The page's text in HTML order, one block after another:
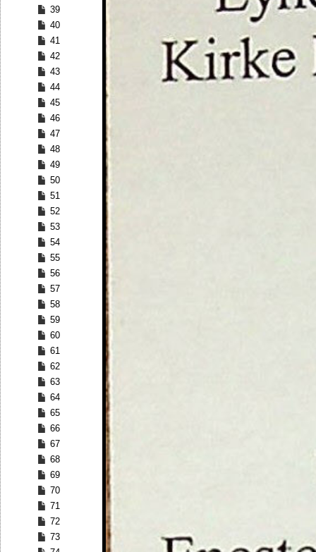
39
40
41
42
43
44
45
46
47
48
49
50
51
52
53
54
55
56
57
58
59
60
61
62
63
64
65
66
67
68
69
70
71
72
73